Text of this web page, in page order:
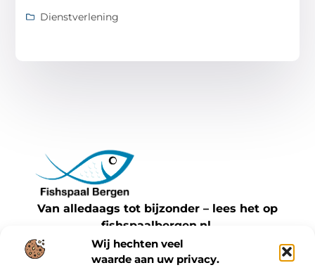
Wij hechten veel
waarde aan uw privacy.
Dienstverlening
Van alledaags tot bijzonder – lees het op
fishspaalbergen.nl.
Ontdek inspirerende blogs en artikelen over
alles wat het dagelijks leven te bieden heeft.